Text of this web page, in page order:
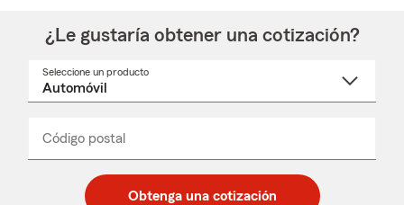
¿Le gustaría obtener una cotización?
Seleccione un producto
desplegable
Código postal
_____
Obtenga una cotización